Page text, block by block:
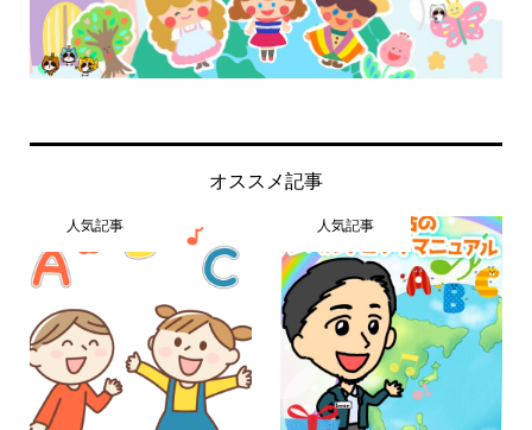
オススメ記事
人気記事 人気記事